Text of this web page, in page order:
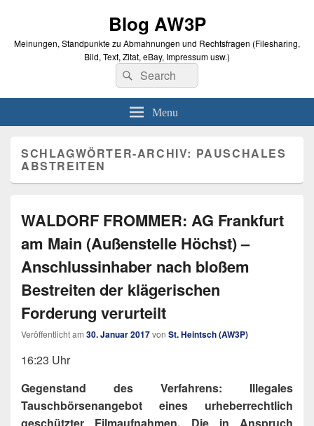
Blog AW3P
Meinungen, Standpunkte zu Abmahnungen und Rechtsfragen (Filesharing,
Bild, Text, Zitat, eBay, Impressum usw.)
Search
for:
Suche
Menu
SCHLAGWÖRTER-ARCHIV: PAUSCHALES
ABSTREITEN
WALDORF FROMMER: AG Frankfurt
am Main (Außenstelle Höchst) –
Anschlussinhaber nach bloßem
Bestreiten der klägerischen
Forderung verurteilt
Veröffentlicht am 30. Januar 2017von St. Heintsch (AW3P)
16:23 Uhr
Gegenstand des Verfahrens: Illegales
Tauschbörsenangebot eines urheberrechtlich